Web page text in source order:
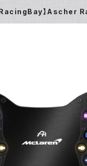
】Ascher